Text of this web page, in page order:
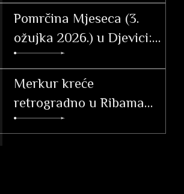
otkrića
Pomrčina Mjeseca (3.
ožujka 2026.) u Djevici:
Vodič i utjecaj po
ascendentu
Merkur kreće
retrogradno u Ribama
(26. 2. – 20. 3. 2026.)